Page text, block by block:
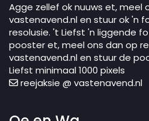
Agge zellef ok nuuws et, meel
vastenavend.nl en stuur ok 'n
resolusie. 't Liefst 'n liggende
pooster et, meel ons dan op
vastenavend.nl en stuur de
Liefst minimaal 1000 pixels
reejaksie @ vastenavend.nl